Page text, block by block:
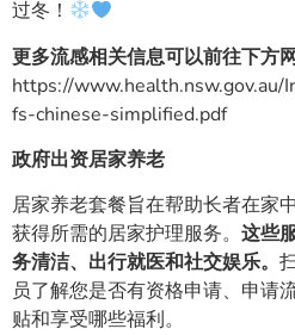
过冬！
更多流感相关信息可以前往下方
https://
fs-chinese-simplified.pdf
政府出资居家养老
居家养老套餐旨在帮助长者在家
获得所需的居家护理服务。 这些
务清洁、出行就医和社交娱乐。
员了解您是否有资格申请、申请
贴和享受哪些福利。